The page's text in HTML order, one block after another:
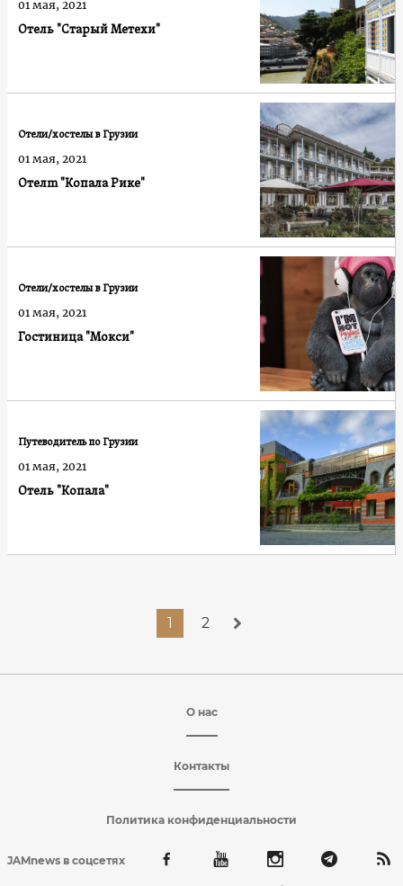
Отель "Старый Метехи"
01 мая, 2021
Отелm "Копала Рике"
Отели/хостелы в Грузии
01 мая, 2021
Гостиница "Мокси"
Отели/хостелы в Грузии
01 мая, 2021
Отель "Копала"
Путеводитель по Грузии
01 мая, 2021
1 2
О нас
Контакты
Политика конфиденциальности
JAMnews в соцсетях